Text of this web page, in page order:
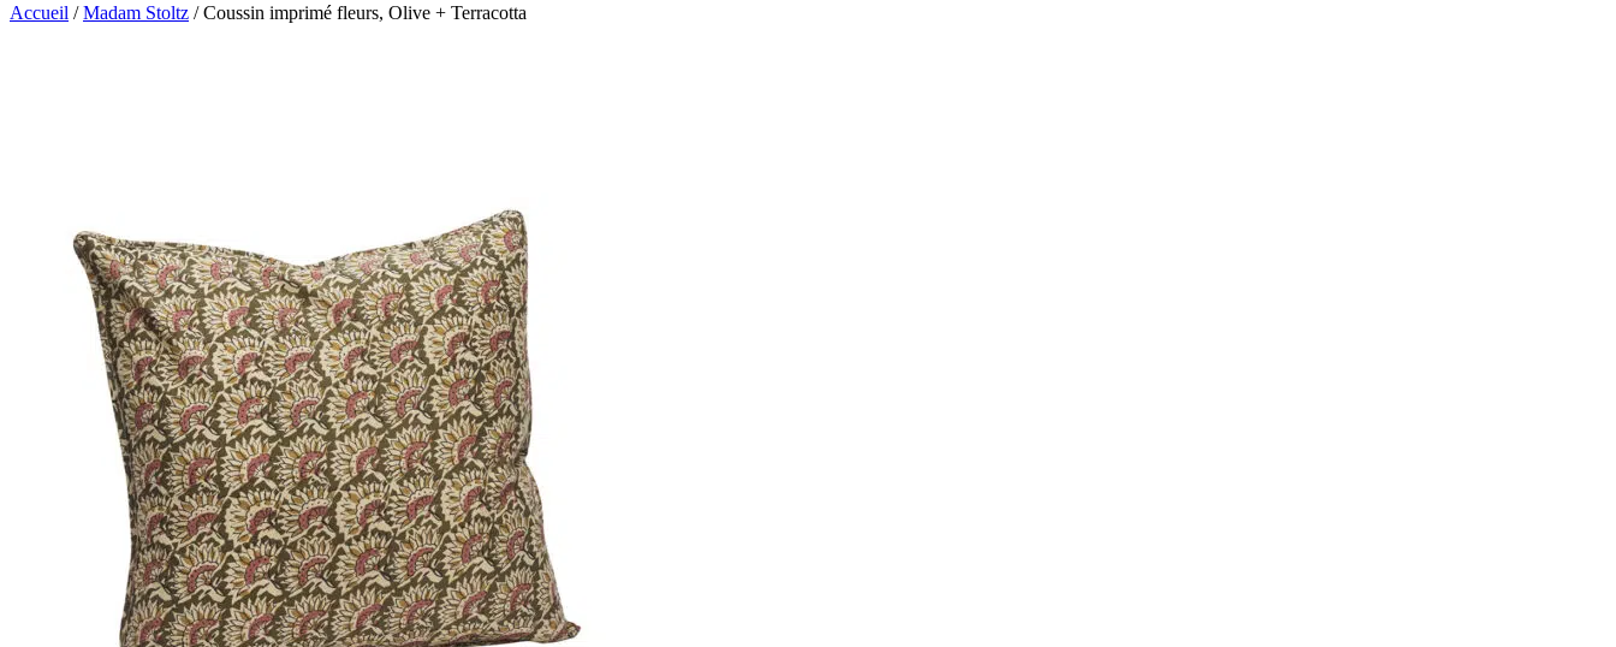
Accueil /Madam Stoltz / Coussin imprimé fleurs, Olive + Terracotta